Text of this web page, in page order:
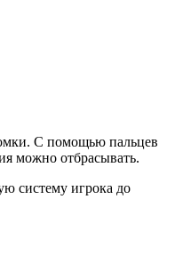
С помощью пальцев
можно отбрасывать.
систему игрока до